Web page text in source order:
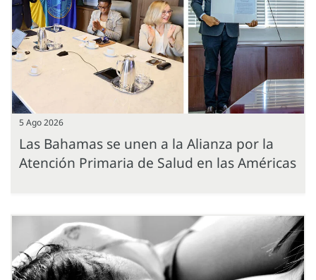
5 Ago 2026
Las Bahamas se unen a la Alianza por la
Atención Primaria de Salud en las Américas